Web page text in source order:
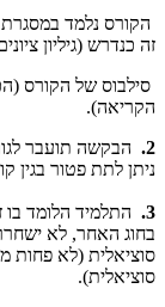
הקורס נלמד
זה כנדרש (גיליון
סילבוס של הקורס
הקריאה).
2.
הבקשה תועבר
ניתן לתת פטור בגין
3.
התלמיד הלומד בו
בחוג האחר, לא
סוציאלית).